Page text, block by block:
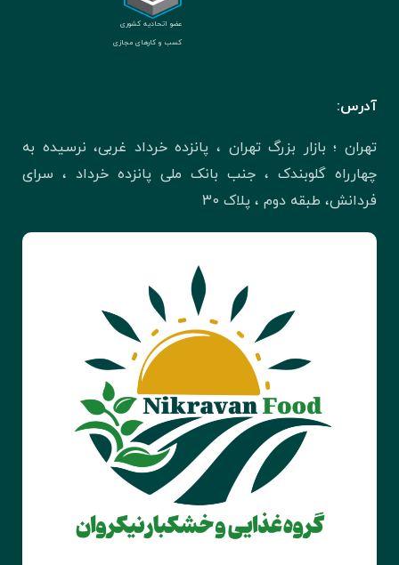
عضو اتحادیه کشوری
کسب و کارهای مجازی
آدرس:
تهران ؛ بازار بزرگ تهران ، پانزده خرداد غربی، نرسیده به
چهارراه گلوبندک ، جنب بانک ملی پانزده خرداد ، سرای
فردانش، طبقه دوم ، پلاک 30